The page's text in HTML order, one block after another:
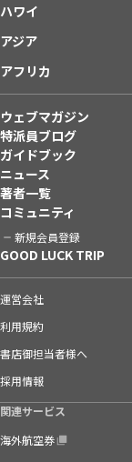
ハワイ
アジア
アフリカ
ウェブマガジン
特派員ブログ
ガイドブック
ニュース
著者一覧
コミュニティ
新規会員登録
GOOD LUCK TRIP
運営会社
利用規約
書店御担当者様へ
採用情報
関連サービス
海外航空券